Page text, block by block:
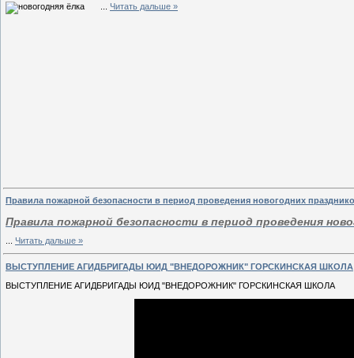
Читать дальше »
Правила пожарной безопасности в период проведения новогодних
Правила пожарной безопасности в период проведения
Читать дальше »
ВЫСТУПЛЕНИЕ АГИДБРИГАДЫ ЮИД "ВНЕДОРОЖНИК" ГОРСКИНСКАЯ ШКОЛА
ВЫСТУПЛЕНИЕ АГИДБРИГАДЫ ЮИД "ВНЕДОРОЖНИК" ГОРСКИНСКАЯ ШКОЛА